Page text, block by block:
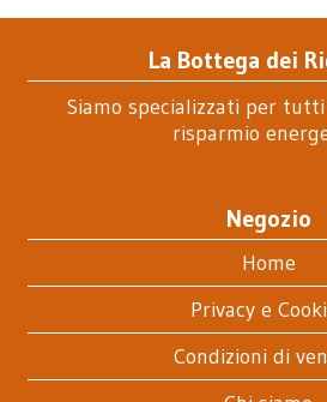
La Bottega dei
Siamo specializzati per
risparmio
Negozio
Home
Privacy e
Condizioni di